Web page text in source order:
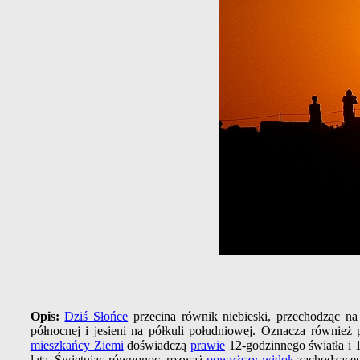
Opis: Dziś Słońce przecina równik niebieski, przechodząc
północnej i jesieni na półkuli południowej. Oznacza
mieszkańcy Ziemi doświadcząprawie 12-godzinnego światła i